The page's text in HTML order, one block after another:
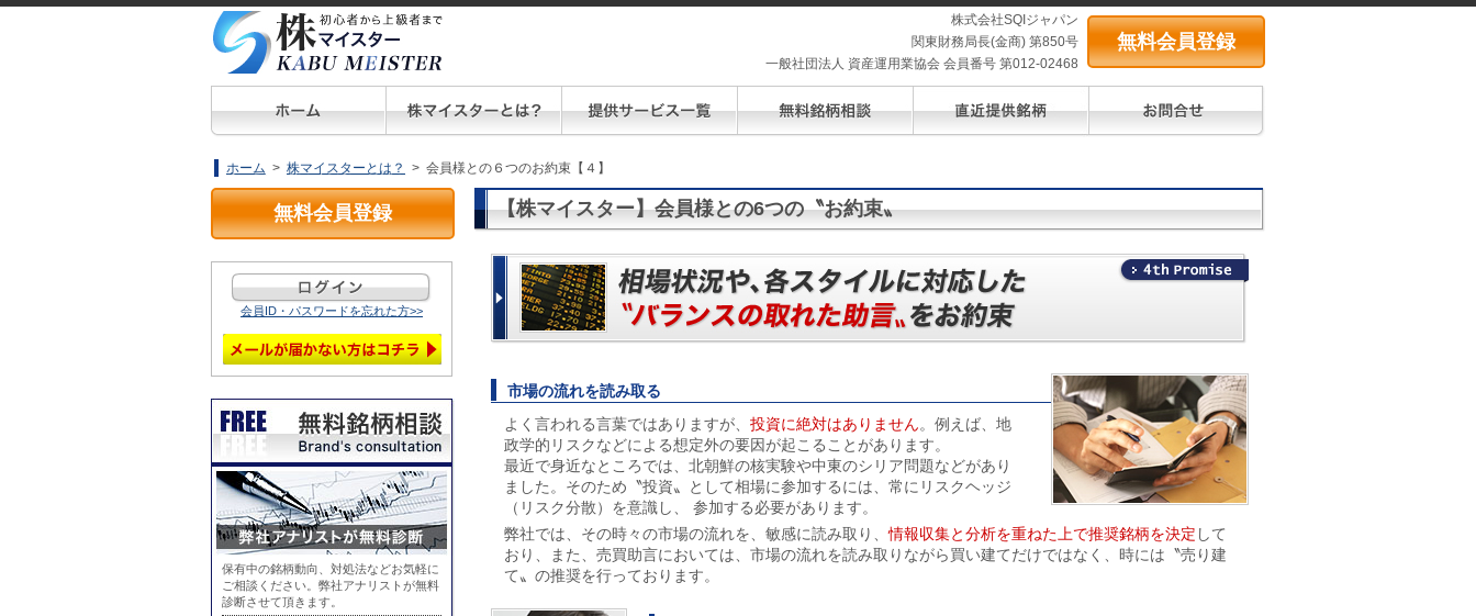
株式会社SQIジャパン
関東財務局長(金商) 第850号
一般社団法人 資産運用業協会 会員番号 第012-02468
無料会員登録
ホーム > 株マイスターとは？ > 会員様との６つのお約束【４】
無料会員登録
会員ID・パスワードを忘れた方>>
保有中の銘柄動向、対処法などお気軽に
ご相談ください。弊社アナリストが無料
診断させて頂きます。
【株マイスター】会員様との6つの〝お約束〟
市場の流れを読み取る
よく言われる言葉ではありますが、 投資に絶対はありません。例えば、地
政学的リスクなどによる想定外の要因が起こることがあります。
最近で身近なところでは、北朝鮮の核実験や中東のシリア問題などがあり
ました。そのため〝投資〟として相場に参加するには、常にリスクヘッジ
（リスク分散）を意識し、 参加する必要があります。
弊社では、その時々の市場の流れを、敏感に読み取り、情報収集と分析を重ねた上で推奨銘柄を決定 して
おり、また、売買助言においては、市場の流れを読み取りながら買い建てだけではなく、時には〝売り建
て〟の推奨を行っております。